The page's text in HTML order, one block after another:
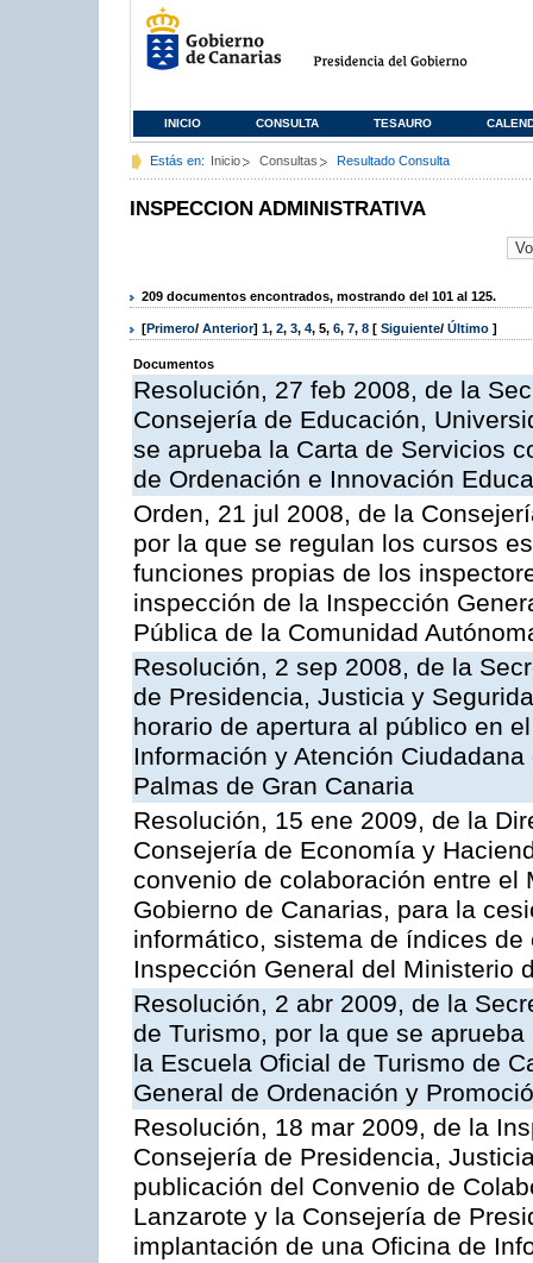
INICIO CONSULTA TESAURO
Estás en: Inicio Consultas Resultado Consulta
INSPECCION ADMINISTRATIVA
209 documentos encontrados, mostrando del 101 al 125.
[Primero/ Anterior] 1, 2, 3, 4, 5, 6, 7, 8 [ Siguiente/ Último ]
Documentos
Resolución, 27 feb 2008, de la
Consejería de Educación,
se aprueba la Carta de Servicios
de Ordenación e Innovación
Orden, 21 jul 2008, de la
por la que se regulan los cursos
funciones propias de los
inspección de la Inspección
Pública de la Comunidad
Resolución, 2 sep 2008, de la
de Presidencia, Justicia y
horario de apertura al público en
Información y Atención
Palmas de Gran Canaria
Resolución, 15 ene 2009, de la
Consejería de Economía y
convenio de colaboración entre
Gobierno de Canarias, para la
informático, sistema de índices
Inspección General del Ministerio
Resolución, 2 abr 2009, de la
de Turismo, por la que se
la Escuela Oficial de Turismo de
General de Ordenación y
Resolución, 18 mar 2009, de la
Consejería de Presidencia,
publicación del Convenio de
Lanzarote y la Consejería de
implantación de una Oficina de